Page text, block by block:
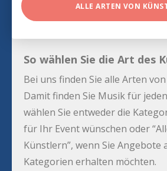
ALLE ARTEN VON
So wählen Sie die Art des
Bei uns finden Sie alle Arten
Damit finden Sie Musik für
wählen Sie entweder die
für Ihr Event wünschen oder
Künstlern”, wenn Sie Angebote
Kategorien erhalten möchten.